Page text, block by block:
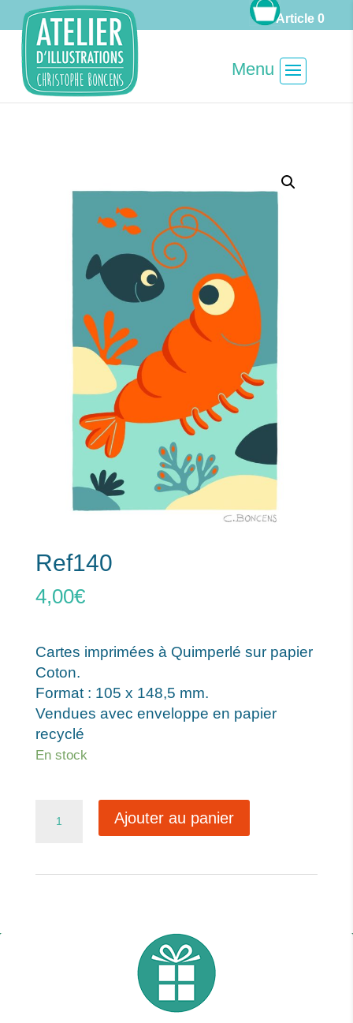
Article 0
Ref140
4,00€
Cartes imprimées à Quimperlé sur papier
Coton.
Format : 105 x 148,5 mm.
Vendues avec enveloppe en papier
recyclé
En stock
Ajouter au panier